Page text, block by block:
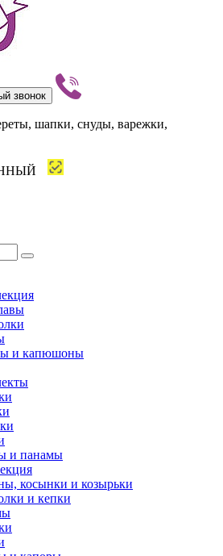
звонок
шапки, снуды, варежки,
и капюшоны
и панамы
косынки и козырьки
и кепки